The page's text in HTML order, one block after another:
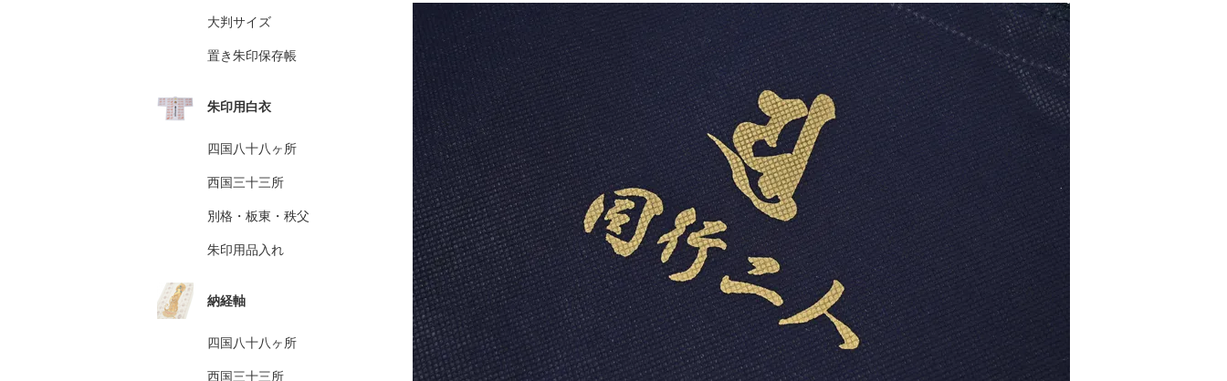
大判サイズ
置き朱印保存帳
朱印用白衣
四国八十八ヶ所
西国三十三所
別格・板東・秩父
朱印用品入れ
納経軸
四国八十八ヶ所
西国三十三所